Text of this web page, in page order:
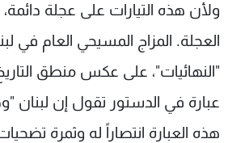
ولأن هذه التيارات على عجلة دائمة،
العجلة. المزاج المسيحي العام في
"النهائيات"، على عكس منطق
عبارة في الدستور تقول إن لبنان
هذه العبارة انتصاراً له وثمرة